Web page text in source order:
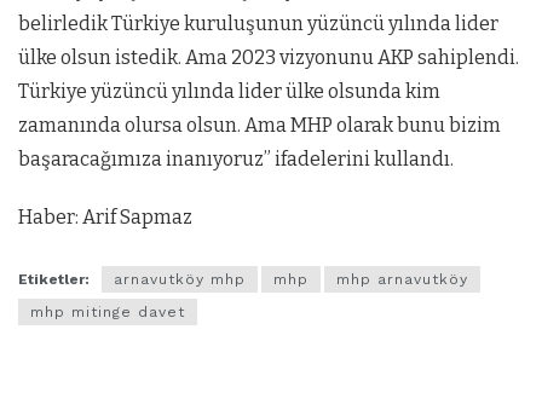
belirledik Türkiye kuruluşunun yüzüncü yılında lider
ülke olsun istedik. Ama 2023 vizyonunu AKP sahiplendi.
Türkiye yüzüncü yılında lider ülke olsunda kim
zamanında olursa olsun. Ama MHP olarak bunu bizim
başaracağımıza inanıyoruz” ifadelerini kullandı.
Haber: Arif Sapmaz
Etiketler: arnavutköy mhp mhp
mhp arnavutköy
mhp mitinge davet